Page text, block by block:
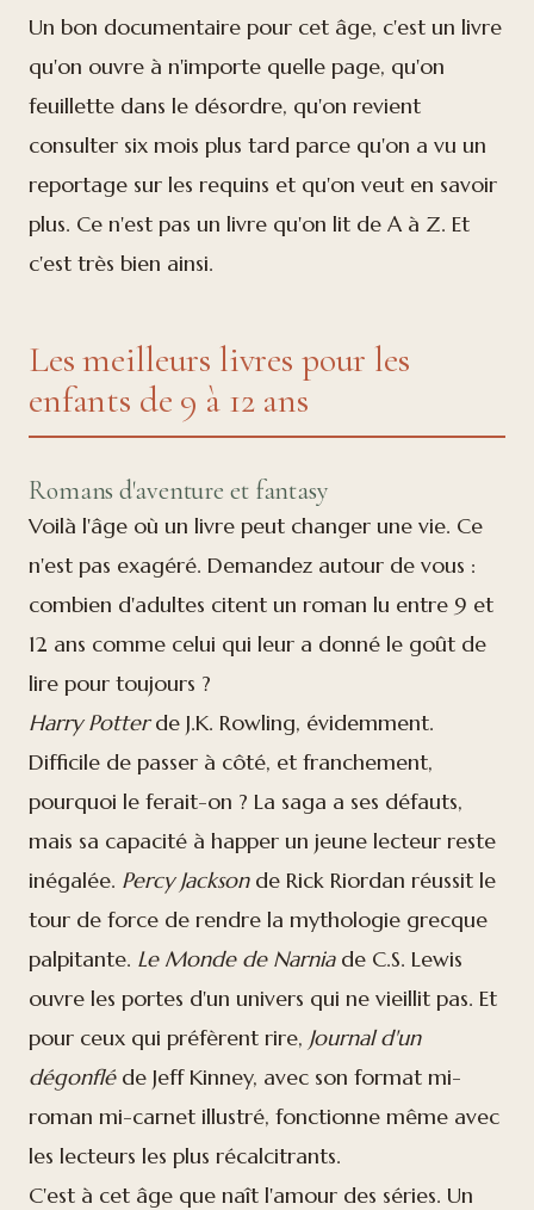
Un bon documentaire pour cet âge, c'est un livre
qu'on ouvre à n'importe quelle page, qu'on
feuillette dans le désordre, qu'on revient
consulter six mois plus tard parce qu'on a vu un
reportage sur les requins et qu'on veut en savoir
plus. Ce n'est pas un livre qu'on lit de A à Z. Et
c'est très bien ainsi.
Les meilleurs livres pour les
enfants de 9 à 12 ans
Romans d'aventure et fantasy
Voilà l'âge où un livre peut changer une vie. Ce
n'est pas exagéré. Demandez autour de vous :
combien d'adultes citent un roman lu entre 9 et
12 ans comme celui qui leur a donné le goût de
lire pour toujours ?
Harry Potterde J.K. Rowling, évidemment.
Difficile de passer à côté, et franchement,
pourquoi le ferait-on ? La saga a ses défauts,
mais sa capacité à happer un jeune lecteur reste
inégalée. Percy Jacksonde Rick Riordan réussit le
tour de force de rendre la mythologie grecque
palpitante. Le Monde de Narniade C.S. Lewis
ouvre les portes d'un univers qui ne vieillit pas. Et
pour ceux qui préfèrent rire, Journal d'un
dégonfléde Jeff Kinney, avec son format mi-
roman mi-carnet illustré, fonctionne même avec
les lecteurs les plus récalcitrants.
C'est à cet âge que naît l'amour des séries. Un